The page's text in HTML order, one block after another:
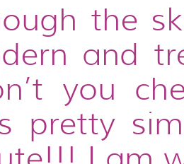
the
and
you
pretty